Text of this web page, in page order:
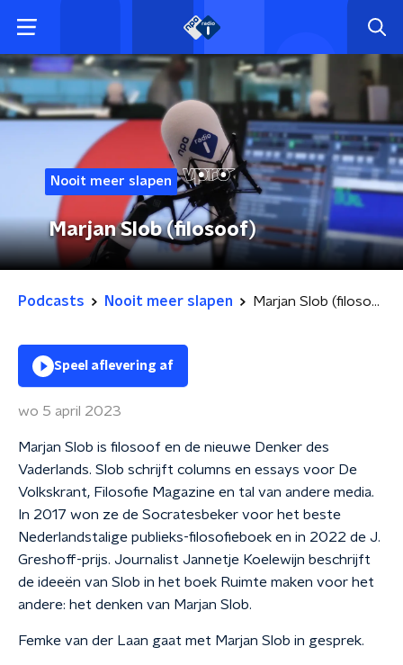
Nooit meer slapen
Marjan Slob (filosoof)
Podcasts Nooit meer slapen Marjan Slob (filosoof)
Speel aflevering af
wo 5 april 2023
Marjan Slob is filosoof en de nieuwe Denker des
Vaderlands. Slob schrijft columns en essays voor De
Volkskrant, Filosofie Magazine en tal van andere media.
In 2017 won ze de Socratesbeker voor het beste
Nederlandstalige publieks-filosofieboek en in 2022 de J.
Greshoff-prijs. Journalist Jannetje Koelewijn beschrijft
de ideeën van Slob in het boek Ruimte maken voor het
andere: het denken van Marjan Slob.
Femke van der Laan gaat met Marjan Slob in gesprek.